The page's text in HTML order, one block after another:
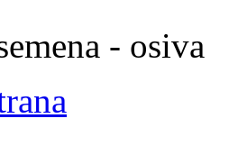
- osiva